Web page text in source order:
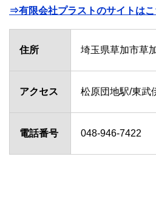
⇒有限会社プラストのサイトはこ
住所 埼玉県草加市草
アクセス 松原団地駅/東武
電話番号 048-946-7422